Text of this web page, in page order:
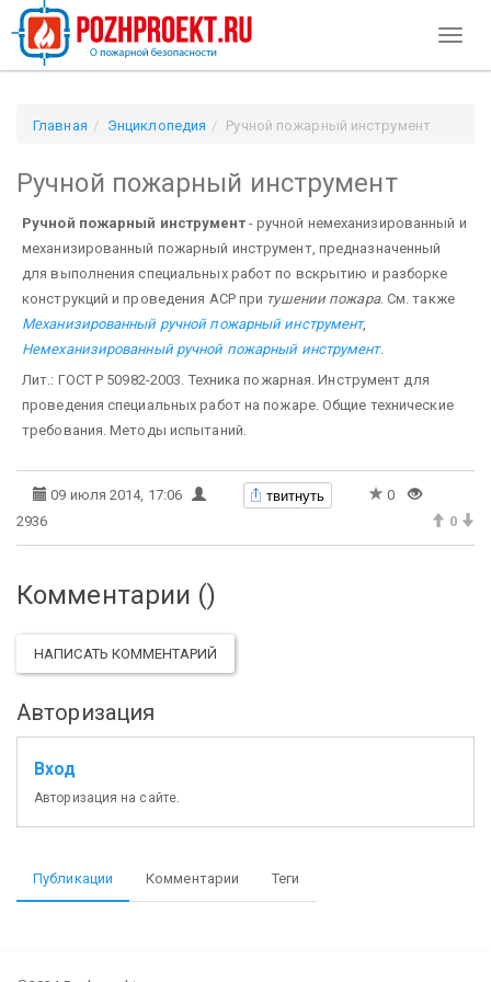
Главная Энциклопедия Ручной пожарный инструмент
Ручной пожарный инструмент
Ручной пожарный инструмент- ручной немеханизированный и
механизированный пожарный инструмент, предназначенный
для выполнения специальных работ по вскрытию и разборке
конструкций и проведения АСР при тушении пожара. См. также
Механизированный ручной пожарный инструмент,
Немеханизированный ручной пожарный инструмент.
Лит.: ГОСТ Р 50982-2003. Техника пожарная. Инструмент для
проведения специальных работ на пожаре. Общие технические
требования. Методы испытаний.
09 июля 2014, 17:06 твитнуть
0
2936
0
Комментарии ()
НАПИСАТЬ КОММЕНТАРИЙ
Авторизация
Вход
Авторизация на сайте.
Публикации Комментарии Теги